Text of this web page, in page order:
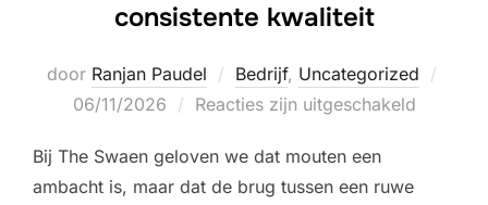
consistente kwaliteit
door Ranjan Paudel Bedrijf, Uncategorized
06/11/2026 Reacties zijn uitgeschakeld
Bij The Swaen geloven we dat mouten een
ambacht is, maar dat de brug tussen een ruwe